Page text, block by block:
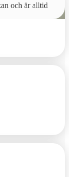
och är alltid